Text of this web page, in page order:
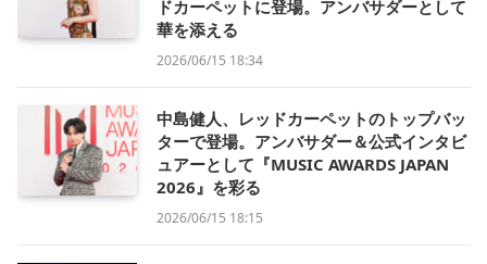
ドカーペットに登場。アンバサダーとして
華を添える
2026/06/15 18:34
中島健人、レッドカーペットのトップバッ
ターで登場。アンバサダー＆公式インタビ
ュアーとして『MUSIC AWARDS JAPAN
2026』を彩る
2026/06/15 18:15